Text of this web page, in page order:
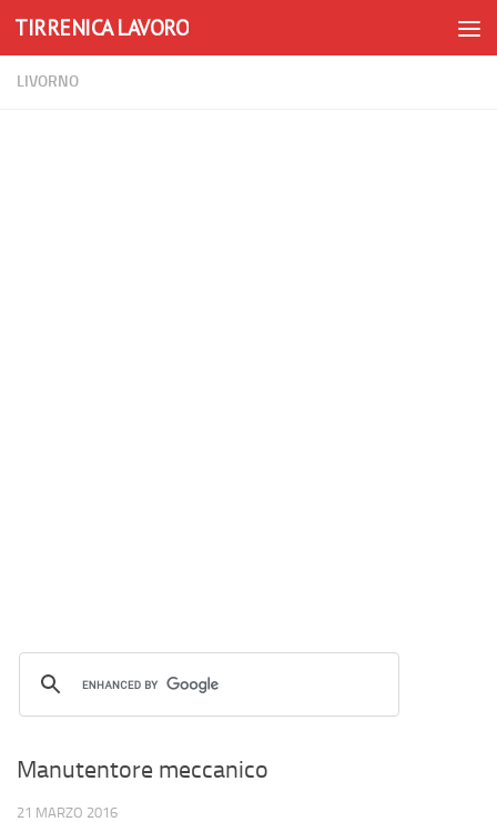
Skip to content
TIRRENICA LAVORO
LIVORNO
Manutentore meccanico
21 MARZO 2016